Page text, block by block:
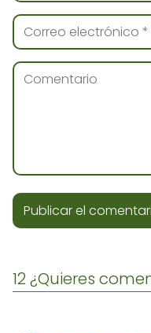
12 ¿Quieres